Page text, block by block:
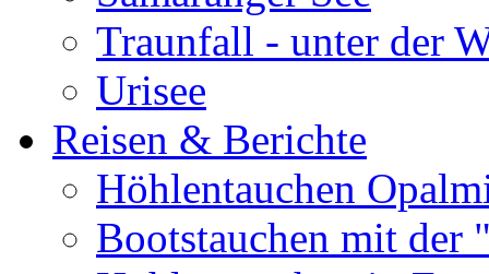
Traunfall - unter der
Urisee
Reisen & Berichte
Höhlentauchen
Bootstauchen mit